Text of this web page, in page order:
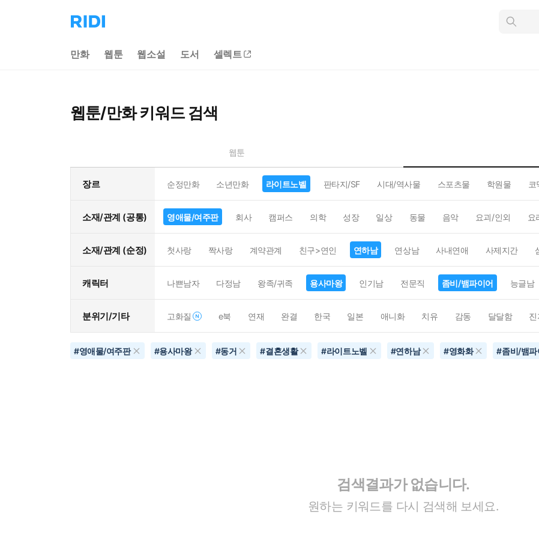
리
디
으
인
만화 웹툰 웹소설 도서 셀렉트
웹툰/만화 키워드 검색
웹툰
장르 순정만화 소년만화 라이트노벨 판타지/SF 시대/역사물 스포츠물 학원물 코
소재/관계 (공통) 영애물/여주판 회사 캠퍼스 의학 성장 일상 동물 음악 요괴/인외 요
소재/관계 (순정) 첫사랑 짝사랑 계약관계 친구>연인 연하남 연상남 사내연애 사제지간
캐릭터 나쁜남자 다정남 왕족/귀족 용사마왕 인기남 전문직 좀비/뱀파이어 능글남
분위기/기타 고화질 e북 연재 완결 한국 일본 애니화 치유 감동 달달함
#영애물/여주판 #용사마왕 #동거 #결혼생활 #라이트노벨 #연하남 #영화화 #좀비/뱀파
검색결과가 없습니다.
원하는 키워드를 다시 검색해 보세요.